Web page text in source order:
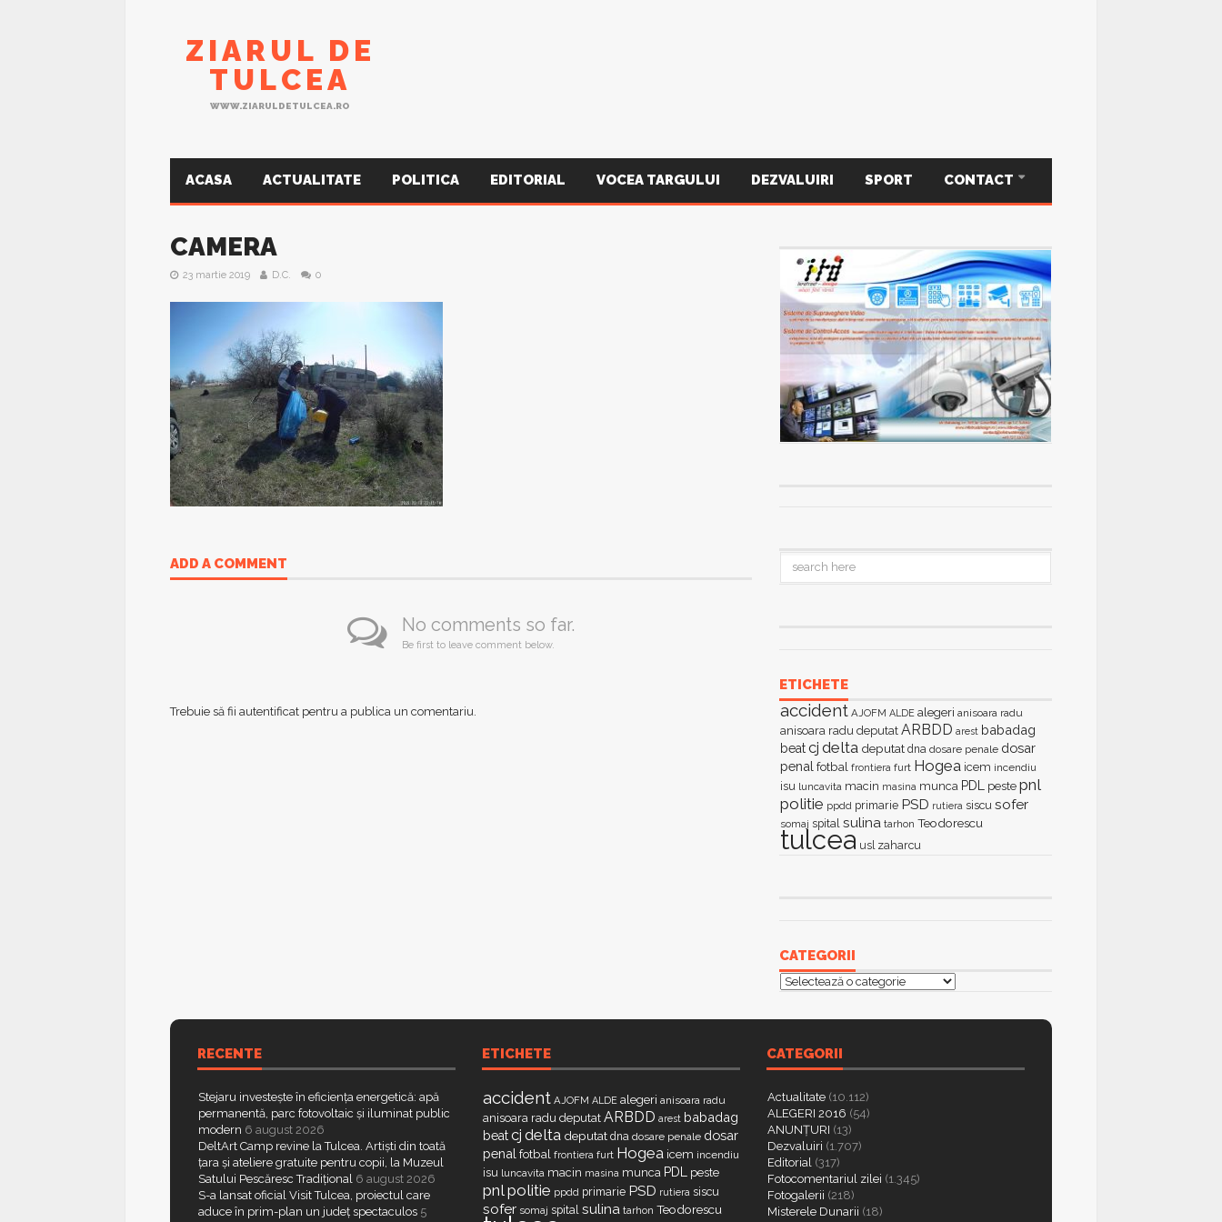
ZIARUL DE
TULCEA
WWW.ZIARULDETULCEA.RO
ACASA ACTUALITATE POLITICA EDITORIAL VOCEA TARGULUI DEZVALUIRI SPORT CONTACT
CAMERA
23 martie 2019 D.C. 0
ADD A COMMENT
No comments so far.
Be first to leave comment below.
Trebuie să fii autentificat pentru a publica un comentariu.
ETICHETE
accident AJOFM ALDE alegeri anisoara radu
anisoara radu deputat ARBDD arest babadag
beatcj delta deputat dna dosare penale dosar
penal fotbal frontiera furt Hogea icem incendiu
isu luncavita macin masina munca PDL peste pnl
politie ppdd primarie PSD rutiera siscu sofer
somaj spital sulina tarhon Teodorescu
tulcea usl zaharcu
CATEGORII
Categorii
RECENTE
Stejaru investește în eficiența energetică: apă
permanentă, parc fotovoltaic și iluminat public
modern 6 august 2026
DeltArt Camp revine la Tulcea. Artiști din toată
țara și ateliere gratuite pentru copii, la Muzeul
Satului Pescăresc Tradițional 6 august 2026
S-a lansat oficial Visit Tulcea, proiectul care
aduce în prim-plan un județ spectaculos 5
ETICHETE
accident AJOFM ALDE alegeri anisoara radu
anisoara radu deputat ARBDD arest babadag
beatcj delta deputat dna dosare penale dosar
penal fotbal frontiera furt Hogea icem incendiu
isu luncavita macin masina munca PDL peste
pnl politie ppdd primarie PSD rutiera siscu
sofer somaj spital sulina tarhon Teodorescu
CATEGORII
Actualitate (10.112)
ALEGERI 2016 (54)
ANUNȚURI (13)
Dezvaluiri (1.707)
Editorial (317)
Fotocomentariul zilei (1.345)
Fotogalerii (218)
Misterele Dunarii (18)